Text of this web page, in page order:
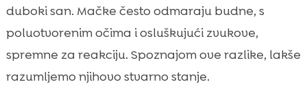
duboki san. Mačke često odmaraju budne, s
poluotvorenim očima i osluškujući zvukove,
spremne za reakciju. Spoznajom ove razlike, lakše
razumljemo njihovo stvarno stanje.